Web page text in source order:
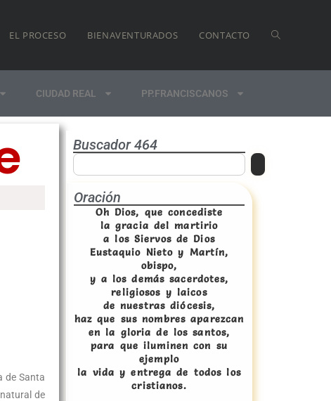
EL PROCESO BIENAVENTURADOS CONTACTO
CIUDAD REAL PP.FRANCISCANOS
de Santa
de
Buscador 464
Oración
Oh Dios, que concediste
la gracia del martirio
a los Siervos de Dios
Eustaquio Nieto y Martín,
obispo,
y a los demás sacerdotes,
religiosos y laicos
de nuestras diócesis,
haz que sus nombres aparezcan
en la gloria de los santos,
para que iluminen con su
ejemplo
la vida y entrega de todos los
cristianos.